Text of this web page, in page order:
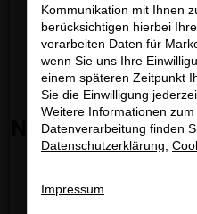
FEHLER:
Beim Laden ist ein
Hier sind ein paar
Überprüfe deine
Suchmaschine?
Kommunikation mit Ihnen
berücksichtigen hierbei
verarbeiten Daten für
wenn Sie uns Ihre
einem späteren Zeitpunkt
Sie die Einwilligung
Weitere Informationen
Datenverarbeitung finden
Datenschutzerklärung
Impressum
Freuen Sie
Technik,
starke
Nicht
und